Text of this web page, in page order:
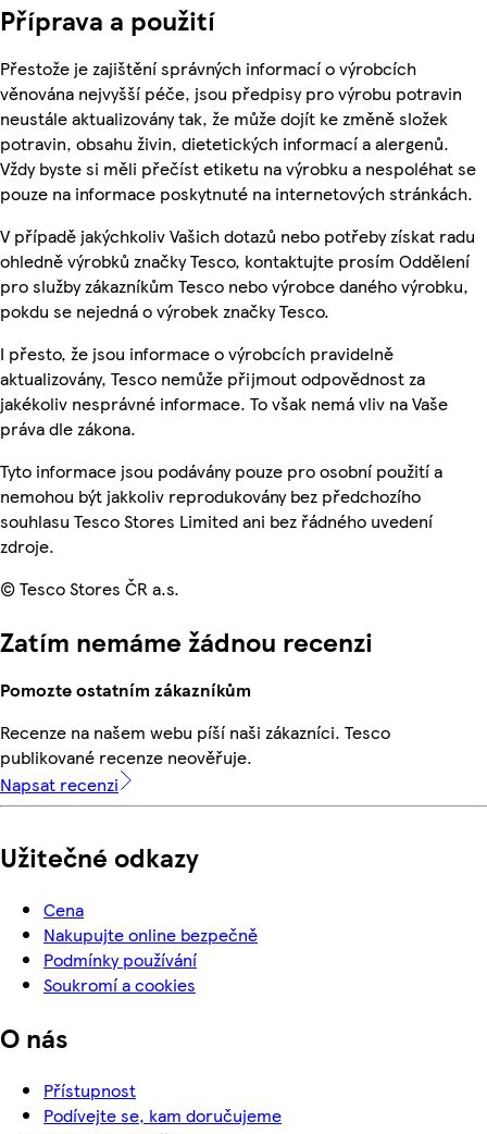
Příprava a použití
Přestože je zajištění správných informací o výrobcích
věnována nejvyšší péče, jsou předpisy pro výrobu potravin
neustále aktualizovány tak, že může dojít ke změně složek
potravin, obsahu živin, dietetických informací a alergenů.
Vždy byste si měli přečíst etiketu na výrobku a nespoléhat se
pouze na informace poskytnuté na internetových stránkách.
V případě jakýchkoliv Vašich dotazů nebo potřeby získat radu
ohledně výrobků značky Tesco, kontaktujte prosím Oddělení
pro služby zákazníkům Tesco nebo výrobce daného výrobku,
pokdu se nejedná o výrobek značky Tesco.
I přesto, že jsou informace o výrobcích pravidelně
aktualizovány, Tesco nemůže přijmout odpovědnost za
jakékoliv nesprávné informace. To však nemá vliv na Vaše
práva dle zákona.
Tyto informace jsou podávány pouze pro osobní použití a
nemohou být jakkoliv reprodukovány bez předchozího
souhlasu Tesco Stores Limited ani bez řádného uvedení
zdroje.
© Tesco Stores ČR a.s.
Zatím nemáme žádnou recenzi
Pomozte ostatním zákazníkům
Recenze na našem webu píší naši zákazníci. Tesco
publikované recenze neověřuje.
Napsat recenzi
Užitečné odkazy
Cena
Nakupujte online bezpečně
Podmínky používání
Soukromí a cookies
O nás
Přístupnost
Podívejte se, kam doručujeme